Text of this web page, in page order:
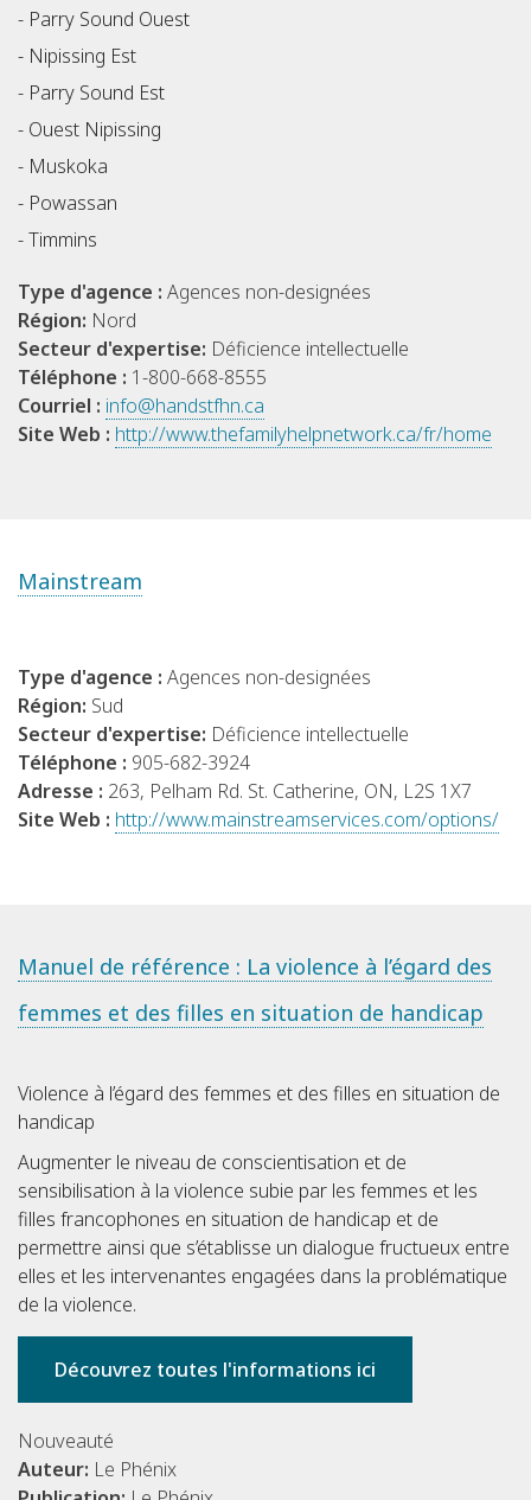
- Parry Sound Ouest
- Nipissing Est
- Parry Sound Est
- Ouest Nipissing
- Muskoka
- Powassan
- Timmins
Type d'agence : Agences non-designées
Région: Nord
Secteur d'expertise: Déficience intellectuelle
Téléphone : 1-800-668-8555
Courriel : info@handstfhn.ca
Site Web : http://www.thefamilyhelpnetwork.ca/fr/home
Mainstream
Type d'agence : Agences non-designées
Région: Sud
Secteur d'expertise: Déficience intellectuelle
Téléphone : 905-682-3924
Adresse : 263, Pelham Rd. St. Catherine, ON, L2S 1X7
Site Web : http://www.mainstreamservices.com/options/
Manuel de référence : La violence à l’égard des
femmes et des filles en situation de handicap
Violence à l’égard des femmes et des filles en situation de
handicap
Augmenter le niveau de conscientisation et de
sensibilisation à la violence subie par les femmes et les
filles francophones en situation de handicap et de
permettre ainsi que s’établisse un dialogue fructueux entre
elles et les intervenantes engagées dans la problématique
de la violence.
Découvrez toutes l'informations ici
Nouveauté
Auteur: Le Phénix